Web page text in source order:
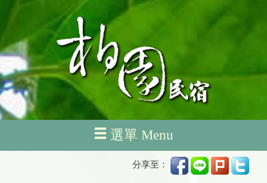
選單 Menu
分享至：